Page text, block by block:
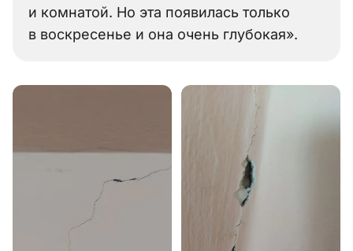
и комнатой. Но эта появилась только
в воскресенье и она очень глубокая».